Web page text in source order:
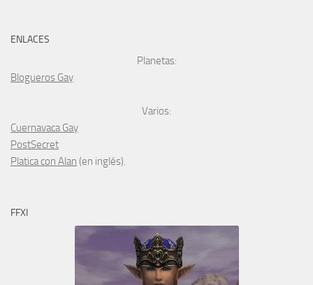
ENLACES
Planetas:
Blogueros Gay
Varios:
Cuernavaca Gay
PostSecret
Platica con Alan (en inglés).
FFXI